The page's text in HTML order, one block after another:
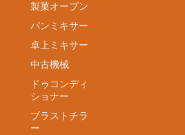
製菓オーブン
パンミキサー
卓上ミキサー
中古機械
ドゥコンディ
ショナー
ブラストチラ
ー